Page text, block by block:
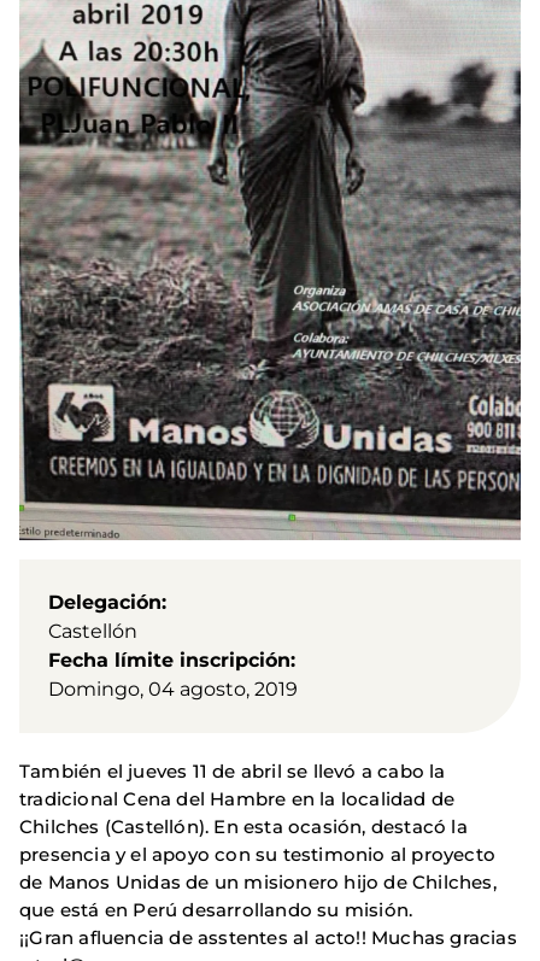
Delegación
Castellón
Fecha límite inscripción
Domingo, 04 agosto, 2019
También el jueves 11 de abril se llevó a cabo la
tradicional Cena del Hambre en la localidad de
Chilches (Castellón). En esta ocasión, destacó la
presencia y el apoyo con su testimonio al proyecto
de Manos Unidas de un misionero hijo de Chilches,
que está en Perú desarrollando su misión.
¡¡Gran afluencia de asstentes al acto!! Muchas gracias